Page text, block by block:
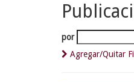
por
Agregar/Quitar